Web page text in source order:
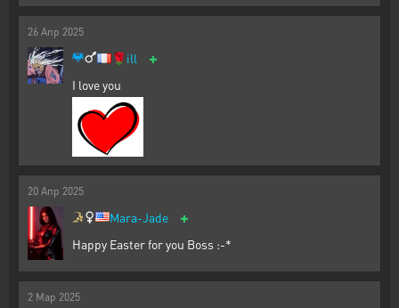
26 Апр 2025
🌹ill +
I love you
20 Апр 2025
Mara-Jade +
Happy Easter for you Boss :-*
2 Мар 2025